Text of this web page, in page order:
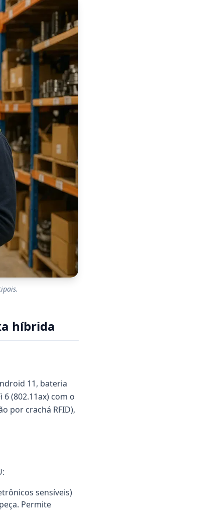
híbrida
11, bateria
(802.11ax) com o
por crachá RFID),
sensíveis)
Permite